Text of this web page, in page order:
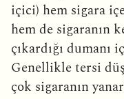
içici) hem sigara
hem de sigaranın
çıkardığı
Genellikle tersi
çok sigaranın